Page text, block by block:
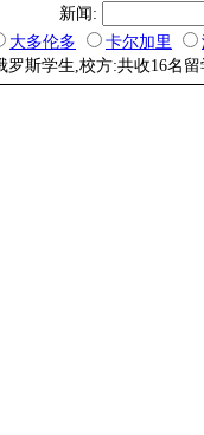
新闻:
大多伦多 卡尔加里
罗斯学生,校方:共收16名